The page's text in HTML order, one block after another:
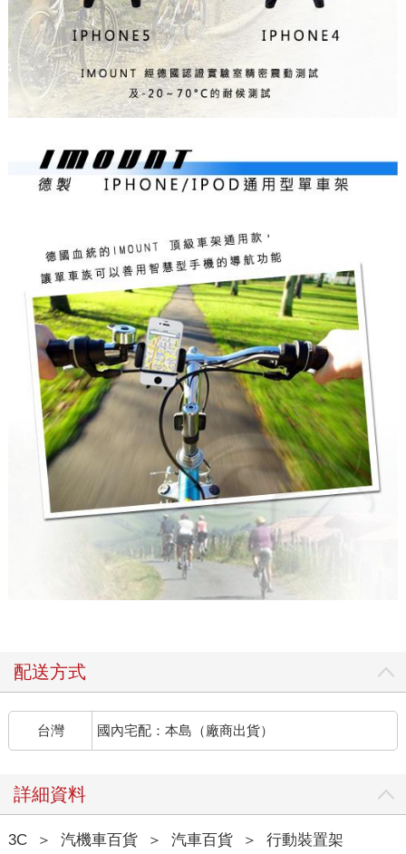
配送方式
台灣 國內宅配：本島（廠商出貨）
詳細資料
3C ＞ 汽機車百貨 ＞ 汽車百貨 ＞ 行動裝置架